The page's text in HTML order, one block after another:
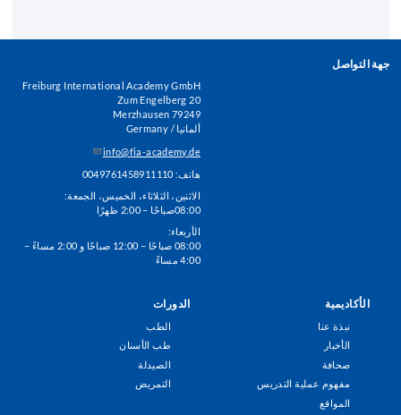
جهة التواصل
Freiburg International Academy GmbH
Zum Engelberg 20
79249 Merzhausen
ألمانيا / Germany
info@fia-academy.de
هاتف: 0049761458911110
الاثنين، الثلاثاء، الخميس، الجمعة:
08:00صباحًا – 2:00 ظهرًا
الأربعاء:
08:00 صباحًا – 12:00 صباحًا و 2:00 مساءً –
4:00 مساءً
Footer
Menu
الدورات
الطب
طب الأسنان
الصيدلة
التمريض
الأكاديمية
نبذة عنا
الأخبار
صحافة
مفهوم عملية التدريس
المواقع